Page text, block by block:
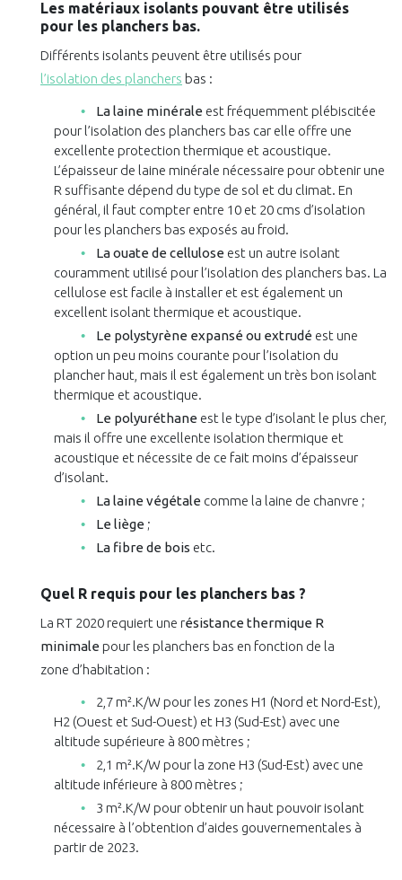
Les matériaux isolants pouvant être utilisés
pour les planchers bas.
Différents isolants peuvent être utilisés pour
l’isolation des planchers bas :
La laine minérale est fréquemment plébiscitée
pour l’isolation des planchers bas car elle offre une
excellente protection thermique et acoustique.
L’épaisseur de laine minérale nécessaire pour obtenir une
R suffisante dépend du type de sol et du climat. En
général, il faut compter entre 10 et 20 cms d’isolation
pour les planchers bas exposés au froid.
La ouate de cellulose est un autre isolant
couramment utilisé pour l’isolation des planchers bas. La
cellulose est facile à installer et est également un
excellent isolant thermique et acoustique.
Le polystyrène expansé ou extrudé est une
option un peu moins courante pour l’isolation du
plancher haut, mais il est également un très bon isolant
thermique et acoustique.
Le polyuréthane est le type d’isolant le plus cher,
mais il offre une excellente isolation thermique et
acoustique et nécessite de ce fait moins d’épaisseur
d’isolant.
La laine végétale comme la laine de chanvre ;
Le liège ;
La fibre de bois etc.
Quel R requis pour les planchers bas ?
La RT 2020 requiert une résistance thermique R
minimale pour les planchers bas en fonction de la
zone d’habitation :
2,7 m².K/W pour les zones H1 (Nord et Nord-Est),
H2 (Ouest et Sud-Ouest) et H3 (Sud-Est) avec une
altitude supérieure à 800 mètres ;
2,1 m².K/W pour la zone H3 (Sud-Est) avec une
altitude inférieure à 800 mètres ;
3 m².K/W pour obtenir un haut pouvoir isolant
nécessaire à l’obtention d’aides gouvernementales à
partir de 2023.